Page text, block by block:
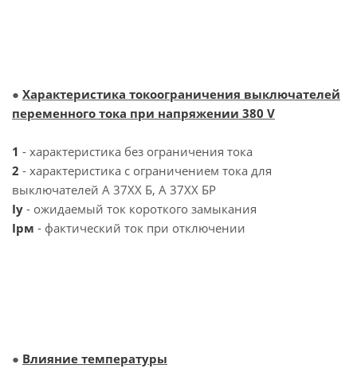
● Характеристика токоограничения выключателей
переменного тока при напряжении 380 V
1 - характеристика без ограничения тока
2 - характеристика с ограничением тока для
выключателей А 37ХХ Б, А 37ХХ БР
Iy - ожидаемый ток короткого замыкания
Iрм - фактический ток при отключении
● Влияние температуры